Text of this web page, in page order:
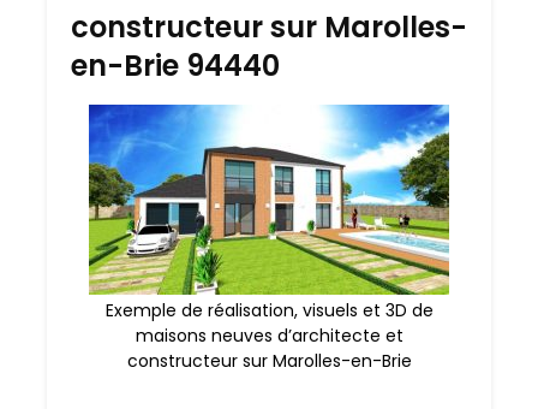
constructeur sur Marolles-
en-Brie 94440
Exemple de réalisation, visuels et 3D de
maisons neuves d’architecte et
constructeur sur Marolles-en-Brie